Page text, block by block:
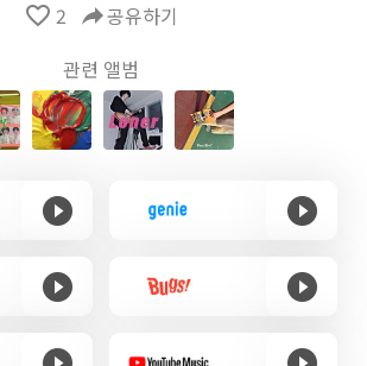
favorite_border 2 reply공유하기
관련 앨범